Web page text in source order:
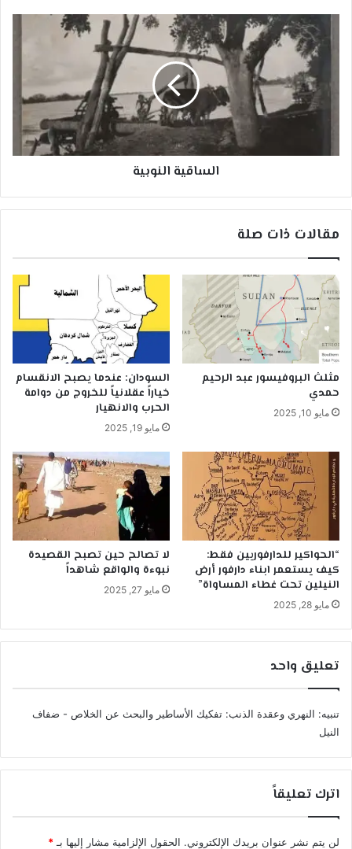
النوبية
الساقية النوبية
مقالات ذات صلة
مثلث البروفيسور عبد الرحيم
حمدي
مايو 10, 2025
السودان: عندما يصبح الانقسام
خياراً عقلانياً للخروج من دوامة
الحرب والانهيار
مايو 19, 2025
“الحواكير للدارفوريين فقط:
كيف يستعمر ابناء دارفور أرض
النيلين تحت غطاء المساواة”
مايو 28, 2025
لا تصالح حين تصبح القصيدة
نبوءة والواقع شاهداً
مايو 27, 2025
تعليق واحد
تنبيه: النهري وعقدة الذنب: تفكيك الأساطير والبحث عن الخلاص - ضفاف
النيل
اترك تعليقاً
لن يتم نشر عنوان بريدك الإلكتروني. الحقول الإلزامية مشار إليها بـ *